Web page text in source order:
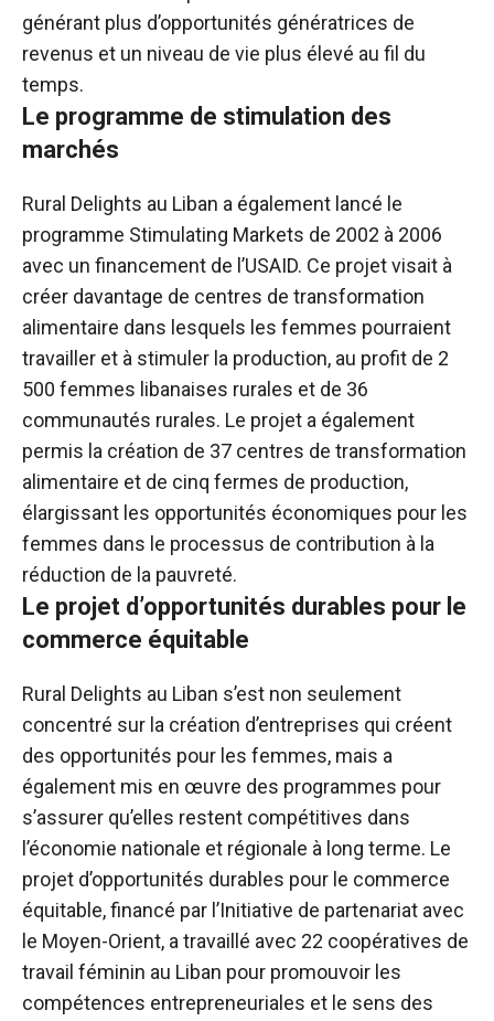
générant plus d’opportunités génératrices de
revenus et un niveau de vie plus élevé au fil du
temps.
Le programme de stimulation des
marchés
Rural Delights au Liban a également lancé le
programme Stimulating Markets de 2002 à 2006
avec un financement de l’USAID. Ce projet visait à
créer davantage de centres de transformation
alimentaire dans lesquels les femmes pourraient
travailler et à stimuler la production, au profit de 2
500 femmes libanaises rurales et de 36
communautés rurales. Le projet a également
permis la création de 37 centres de transformation
alimentaire et de cinq fermes de production,
élargissant les opportunités économiques pour les
femmes dans le processus de contribution à la
réduction de la pauvreté.
Le projet d’opportunités durables pour le
commerce équitable
Rural Delights au Liban s’est non seulement
concentré sur la création d’entreprises qui créent
des opportunités pour les femmes, mais a
également mis en œuvre des programmes pour
s’assurer qu’elles restent compétitives dans
l’économie nationale et régionale à long terme. Le
projet d’opportunités durables pour le commerce
équitable, financé par l’Initiative de partenariat avec
le Moyen-Orient, a travaillé avec 22 coopératives de
travail féminin au Liban pour promouvoir les
compétences entrepreneuriales et le sens des